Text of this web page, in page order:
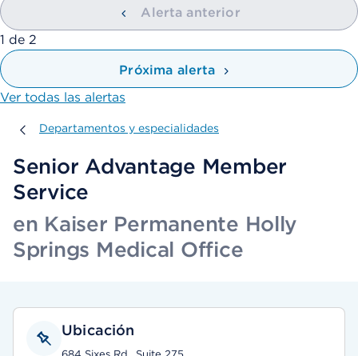
Alerta anterior
mostrando
1 de 2
Próxima alerta
Ver todas las alertas
Departamentos y especialidades
Departamentos y especialidades
Senior Advantage Member
Service
en Kaiser Permanente Holly
Springs Medical Office
Ubicación